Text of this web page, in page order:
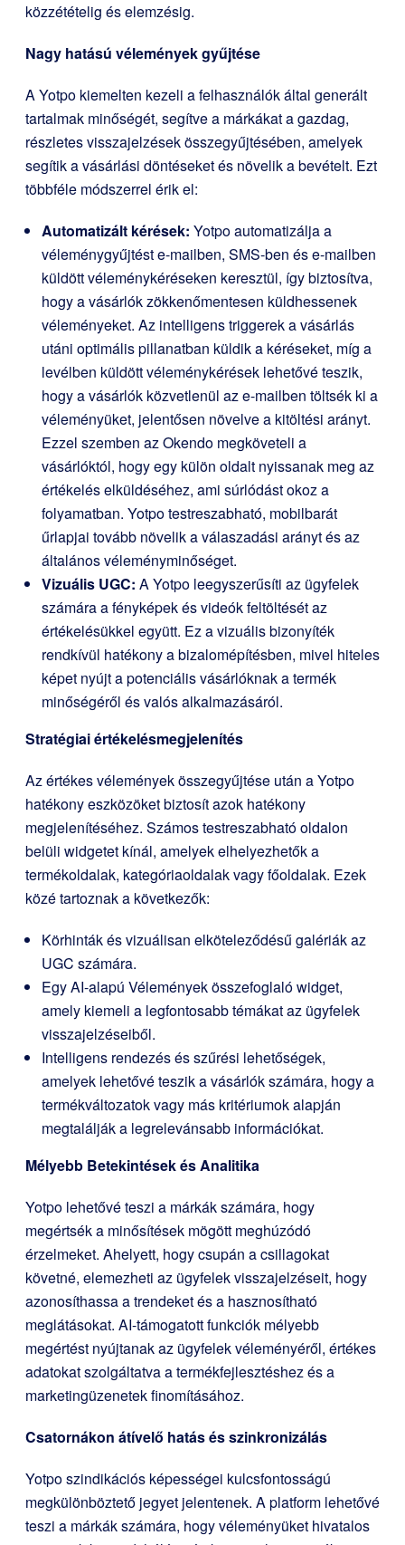
közzétételig és elemzésig.
Nagy hatású vélemények gyűjtése
A Yotpo kiemelten kezeli a felhasználók által generált
tartalmak minőségét, segítve a márkákat a gazdag,
részletes visszajelzések összegyűjtésében, amelyek
segítik a vásárlási döntéseket és növelik a bevételt. Ezt
többféle módszerrel érik el:
Automatizált kérések: Yotpo automatizálja a
véleménygyűjtést e-mailben, SMS-ben és e-mailben
küldött véleménykéréseken keresztül, így biztosítva,
hogy a vásárlók zökkenőmentesen küldhessenek
véleményeket. Az intelligens triggerek a vásárlás
utáni optimális pillanatban küldik a kéréseket, míg a
levélben küldött véleménykérések lehetővé teszik,
hogy a vásárlók közvetlenül az e-mailben töltsék ki a
véleményüket, jelentősen növelve a kitöltési arányt.
Ezzel szemben az Okendo megköveteli a
vásárlóktól, hogy egy külön oldalt nyissanak meg az
értékelés elküldéséhez, ami súrlódást okoz a
folyamatban. Yotpo testreszabható, mobilbarát
űrlapjai tovább növelik a válaszadási arányt és az
általános véleményminőséget.
Vizuális UGC: A Yotpo leegyszerűsíti az ügyfelek
számára a fényképek és videók feltöltését az
értékelésükkel együtt. Ez a vizuális bizonyíték
rendkívül hatékony a bizalomépítésben, mivel hiteles
képet nyújt a potenciális vásárlóknak a termék
minőségéről és valós alkalmazásáról.
Stratégiai értékelésmegjelenítés
Az értékes vélemények összegyűjtése után a Yotpo
hatékony eszközöket biztosít azok hatékony
megjelenítéséhez. Számos testreszabható oldalon
belüli widgetet kínál, amelyek elhelyezhetők a
termékoldalak, kategóriaoldalak vagy főoldalak. Ezek
közé tartoznak a következők:
Körhinták és vizuálisan elköteleződésű galériák az
UGC számára.
Egy AI-alapú Vélemények összefoglaló widget,
amely kiemeli a legfontosabb témákat az ügyfelek
visszajelzéseiből.
Intelligens rendezés és szűrési lehetőségek,
amelyek lehetővé teszik a vásárlók számára, hogy a
termékváltozatok vagy más kritériumok alapján
megtalálják a legrelevánsabb információkat.
Mélyebb Betekintések és Analitika
Yotpo lehetővé teszi a márkák számára, hogy
megértsék a minősítések mögött meghúzódó
érzelmeket. Ahelyett, hogy csupán a csillagokat
követné, elemezheti az ügyfelek visszajelzéseit, hogy
azonosíthassa a trendeket és a hasznosítható
meglátásokat. AI-támogatott funkciók mélyebb
megértést nyújtanak az ügyfelek véleményéről, értékes
adatokat szolgáltatva a termékfejlesztéshez és a
marketingüzenetek finomításához.
Csatornákon átívelő hatás és szinkronizálás
Yotpo szindikációs képességei kulcsfontosságú
megkülönböztető jegyet jelentenek. A platform lehetővé
teszi a márkák számára, hogy véleményüket hivatalos